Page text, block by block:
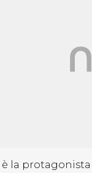
è la